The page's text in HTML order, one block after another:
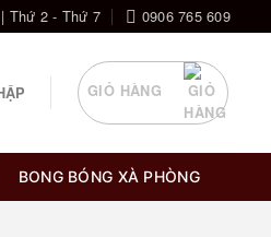
Thứ 2 - Thứ 7 0906 765 609
GIỎ HÀNG
BONG BÓNG XÀ PHÒNG